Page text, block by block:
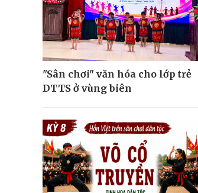
"Sân chơi" văn hóa cho lớp trẻ
DTTS ở vùng biên